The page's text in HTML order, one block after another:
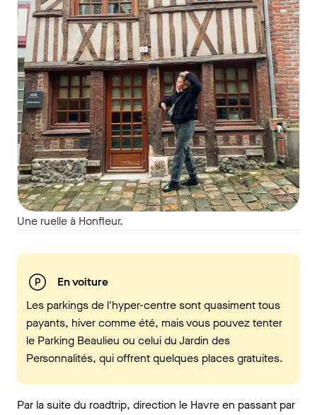
Une ruelle à Honfleur.
En voiture
Les parkings de l'hyper-centre sont quasiment tous
payants, hiver comme été, mais vous pouvez tenter
le Parking Beaulieu ou celui du Jardin des
Personnalités, qui offrent quelques places gratuites.
Par la suite du roadtrip, direction le Havre en passant par